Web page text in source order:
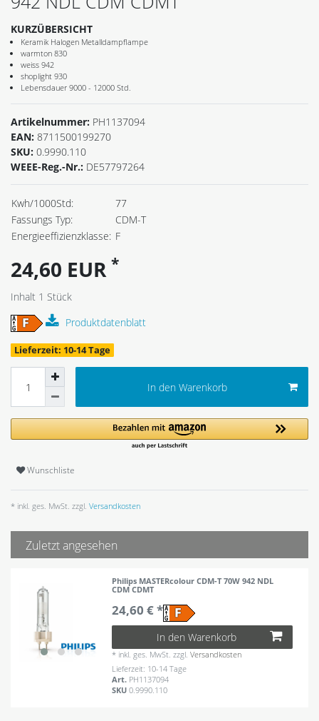
KURZÜBERSICHT
Keramik Halogen Metalldampflampe
warmton 830
weiss 942
shoplight 930
Lebensdauer 9000 - 12000 Std.
Artikelnummer: PH1137094
EAN: 8711500199270
SKU: 0.9990.110
WEEE-Reg.-Nr.: DE57797264
Kwh/1000Std:
77
Fassungs Typ:
CDM-T
Energieeffizienzklasse: F
24,60 EUR *
Inhalt 1 Stück
Produktdatenblatt
Lieferzeit: 10-14 Tage
In den Warenkorb
Wunschliste
* inkl. ges. MwSt. zzgl. Versandkosten
Zuletzt angesehen
Philips MASTERcolour CDM-T 70W 942 NDL
CDM CDMT
24,60 € *
In den Warenkorb
* inkl. ges. MwSt. zzgl.Versandkosten
Lieferzeit: 10-14 Tage
Art. PH1137094
SKU0.9990.110